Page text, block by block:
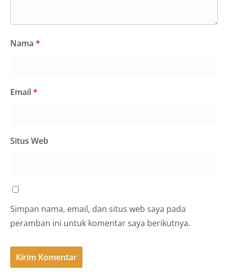
Nama *
Email*
Situs Web
Simpan nama, email, dan situs web saya pada
peramban ini untuk komentar saya berikutnya.